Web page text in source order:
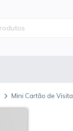
Mini Cartão de Visita